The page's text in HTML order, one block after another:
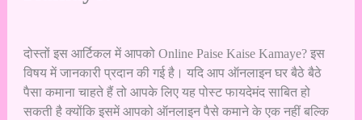
दोस्तों इस आर्टिकल में आपको Online Paise Kaise Kamaye? इस
विषय में जानकारी प्रदान की गई है। यदि आप ऑनलाइनघर बैठे बैठे
पैसा कमानाचाहते हैं तो आपके लिए यह पोस्ट फायदेमंद साबित हो
सकती है क्योंकि इसमें आपको ऑनलाइन पैसे कमाने के एक नहीं बल्कि